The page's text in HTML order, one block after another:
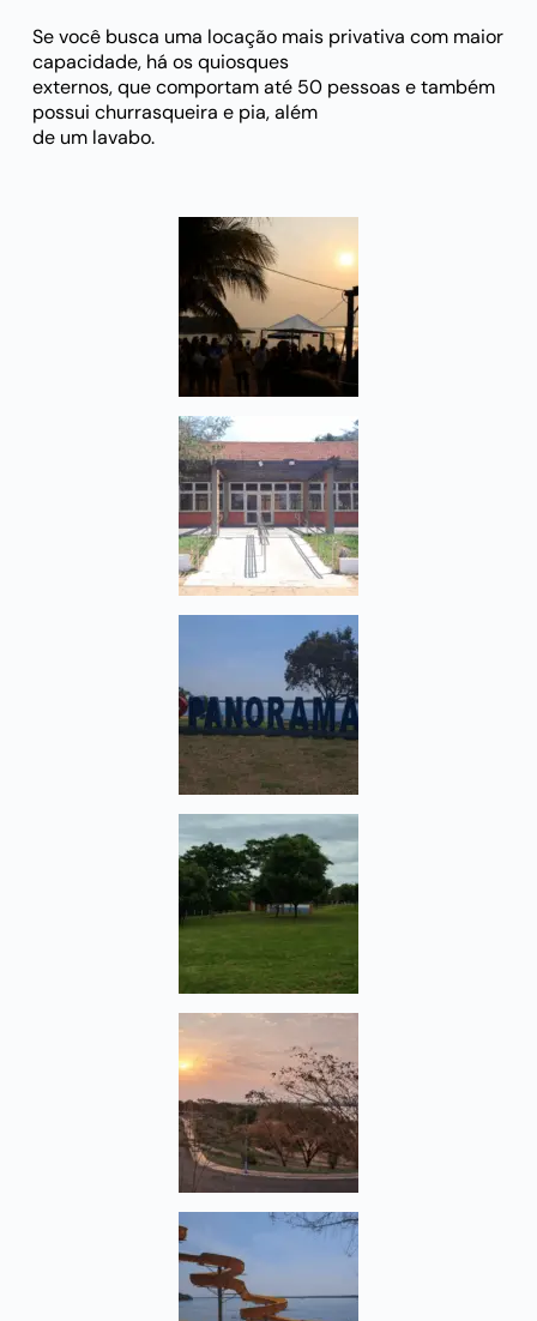
Se você busca uma locação mais privativa com maior
capacidade, há os quiosques
externos, que comportam até 50 pessoas e também
possui churrasqueira e pia, além
de um lavabo.